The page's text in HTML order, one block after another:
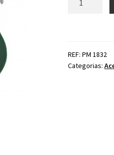
relva
REF: PM 1832
Categorias: